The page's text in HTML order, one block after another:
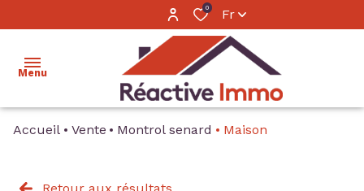
0 Fr
Menu
ventes
Accueil Vente Montrol senard Maison